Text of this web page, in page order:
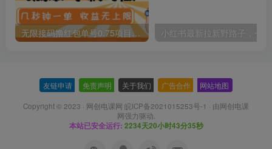
无限接码撸红包单号0.75项目无偿分享给你【揭秘】
友链申请 免责声明 关于我们 广告合作 网站地图
Copyright © 2023 · 网创电课网 皖ICP备2021015253号-1 · 由网创电课
网强力驱动.
本站已安全运行: 2234天20小时43分36秒